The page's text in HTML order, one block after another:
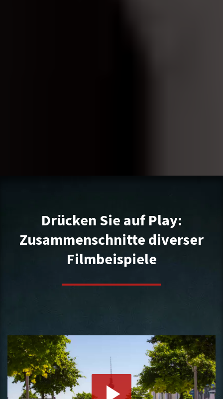
Drücken Sie auf Play:
Zusammen­schnitte diverser
Filmbeispiele